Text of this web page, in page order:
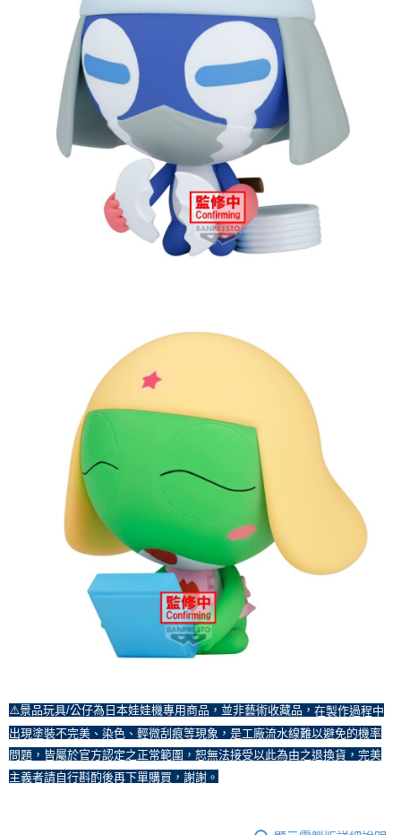
⚠️景品玩具/公仔為日本娃娃機專用商品，並非藝術收藏品， 在製作過程中
出現塗裝不完美、染色、輕微刮痕等現象，是工廠流水線難以避免的機率
問題，皆屬於官方認定之正常範圍，恕無法接受以此為由之退換貨，完美
主義者請自行斟酌後再下單購買，謝謝。